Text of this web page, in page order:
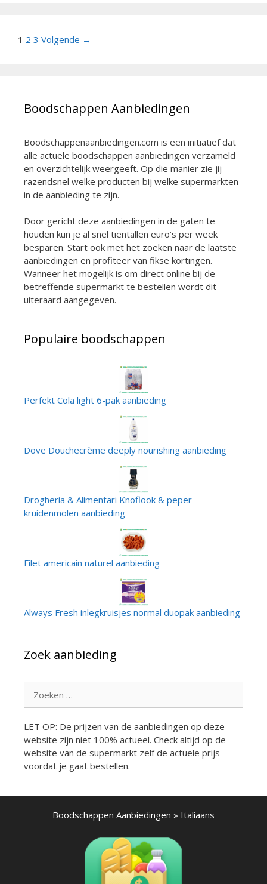
Berichtnavigatie
1 2 3 Volgende →
Boodschappen Aanbiedingen
Boodschappenaanbiedingen.com is een initiatief dat
alle actuele boodschappen aanbiedingen verzameld
en overzichtelijk weergeeft. Op die manier zie jij
razendsnel welke producten bij welke supermarkten
in de aanbieding te zijn.
Door gericht deze aanbiedingen in de gaten te
houden kun je al snel tientallen euro’s per week
besparen. Start ook met het zoeken naar de laatste
aanbiedingen en profiteer van fikse kortingen.
Wanneer het mogelijk is om direct online bij de
betreffende supermarkt te bestellen wordt dit
uiteraard aangegeven.
Populaire boodschappen
Perfekt Cola light 6-pak aanbieding
Dove Douchecrème deeply nourishing aanbieding
Drogheria & Alimentari Knoflook & peper
kruidenmolen aanbieding
Filet americain naturel aanbieding
Always Fresh inlegkruisjes normal duopak aanbieding
Zoek aanbieding
naar:
LET OP: De prijzen van de aanbiedingen op deze
website zijn niet 100% actueel. Check altijd op de
website van de supermarkt zelf de actuele prijs
voordat je gaat bestellen.
Boodschappen Aanbiedingen » Italiaans